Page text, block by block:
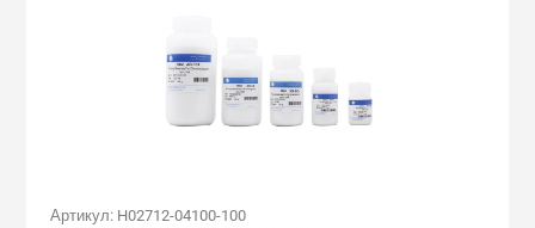
Артикул: H02712-04100-100